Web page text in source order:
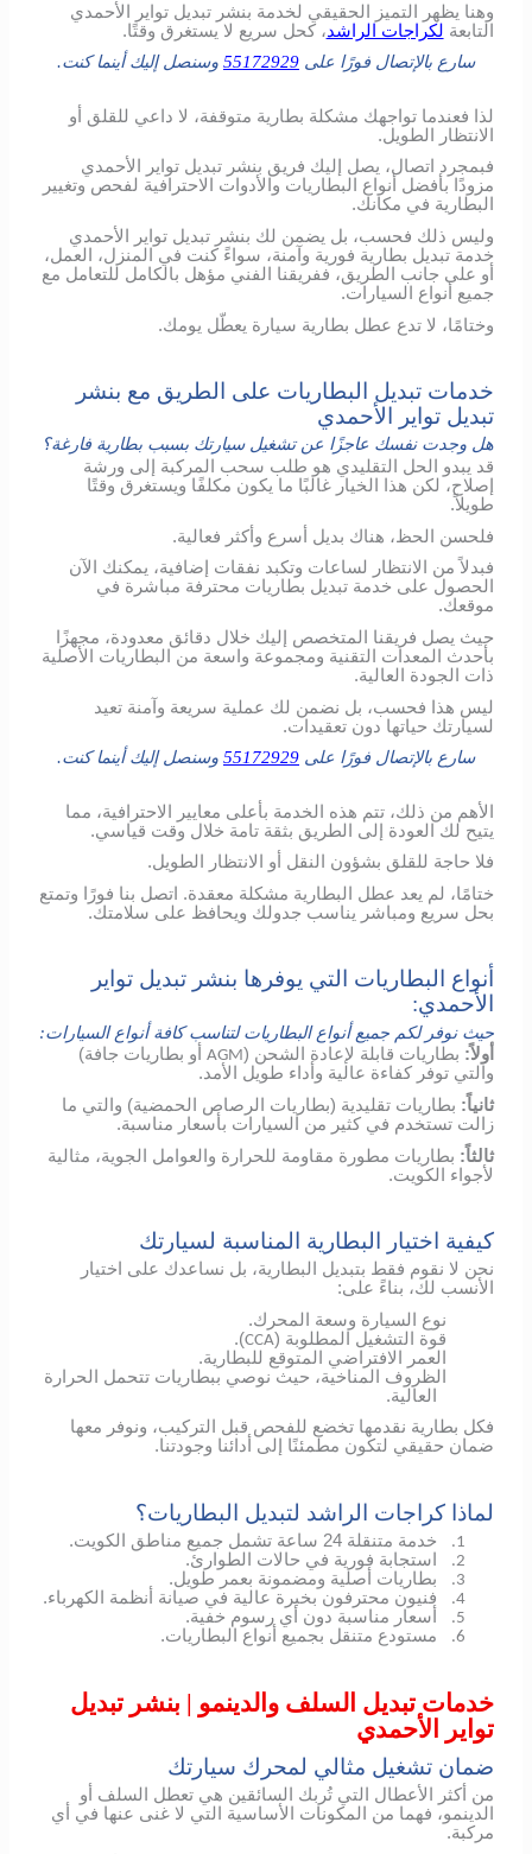
وهنا يظهر التميز الحقيقي لخدمة بنشر تبديل تواير الأحمدي
التابعة لكراجات الراشد، كحل سريع لا يستغرق وقتًا.
سارع بالإتصال فورًا على 55172929 وسنصل إليك أينما كنت.
لذا فعندما تواجهك مشكلة بطارية متوقفة، لا داعي للقلق أو
الانتظار الطويل.
فبمجرد اتصال، يصل إليك فريق بنشر تبديل تواير الأحمدي
مزودًا بأفضل أنواع البطاريات والأدوات الاحترافية لفحص وتغيير
البطارية في مكانك.
وليس ذلك فحسب، بل يضمن لك بنشر تبديل تواير الأحمدي
خدمة تبديل بطارية فورية وآمنة، سواءً كنت في المنزل، العمل،
أو على جانب الطريق، ففريقنا الفني مؤهل بالكامل للتعامل مع
جميع أنواع السيارات.
وختامًا، لا تدع عطل بطارية سيارة يعطّل يومك.
خدمات تبديل البطاريات على الطريق مع بنشر
تبديل تواير الأحمدي
هل وجدت نفسك عاجزًا عن تشغيل سيارتك بسبب بطارية فارغة؟
قد يبدو الحل التقليدي هو طلب سحب المركبة إلى ورشة
إصلاح، لكن هذا الخيار غالبًا ما يكون مكلفًا ويستغرق وقتًا
طويلاً.
فلحسن الحظ، هناك بديل أسرع وأكثر فعالية.
فبدلاً من الانتظار لساعات وتكبد نفقات إضافية، يمكنك الآن
الحصول على خدمة تبديل بطاريات محترفة مباشرة في
موقعك.
حيث يصل فريقنا المتخصص إليك خلال دقائق معدودة، مجهزًا
بأحدث المعدات التقنية ومجموعة واسعة من البطاريات الأصلية
ذات الجودة العالية.
ليس هذا فحسب، بل نضمن لك عملية سريعة وآمنة تعيد
لسيارتك حياتها دون تعقيدات.
سارع بالإتصال فورًا على 55172929 وسنصل إليك أينما كنت.
الأهم من ذلك، تتم هذه الخدمة بأعلى معايير الاحترافية، مما
يتيح لك العودة إلى الطريق بثقة تامة خلال وقت قياسي.
فلا حاجة للقلق بشؤون النقل أو الانتظار الطويل.
ختامًا، لم يعد عطل البطارية مشكلة معقدة. اتصل بنا فورًا وتمتع
بحل سريع ومباشر يناسب جدولك ويحافظ على سلامتك.
أنواع البطاريات التي يوفرها بنشر تبديل تواير
الأحمدي:
حيث نوفر لكم جميع أنواع البطاريات لتناسب كافة أنواع السيارات:
أولاً: بطاريات قابلة لإعادة الشحن (AGM أو بطاريات جافة)
والتي توفر كفاءة عالية وأداء طويل الأمد.
ثانياً: بطاريات تقليدية (بطاريات الرصاص الحمضية) والتي ما
زالت تستخدم في كثير من السيارات بأسعار مناسبة.
ثالثاً: بطاريات مطورة مقاومة للحرارة والعوامل الجوية، مثالية
لأجواء الكويت.
كيفية اختيار البطارية المناسبة لسيارتك
نحن لا نقوم فقط بتبديل البطارية، بل نساعدك على اختيار
الأنسب لك، بناءً على:
نوع السيارة وسعة المحرك.
قوة التشغيل المطلوبة (CCA
).
العمر الافتراضي المتوقع للبطارية.
الظروف المناخية، حيث نوصي ببطاريات تتحمل الحرارة
العالية.
فكل بطارية نقدمها تخضع للفحص قبل التركيب، ونوفر معها
ضمان حقيقي لتكون مطمئنًا إلى أدائنا وجودتنا.
لماذا كراجات الراشد لتبديل البطاريات؟
1. خدمة متنقلة 24 ساعة تشمل جميع مناطق الكويت.
2. استجابة فورية في حالات الطوارئ.
3. بطاريات أصلية ومضمونة بعمر طويل.
4. فنيون محترفون بخبرة عالية في صيانة أنظمة الكهرباء.
5. أسعار مناسبة دون أي رسوم خفية.
6. مستودع متنقل بجميع أنواع البطاريات.
خدمات تبديل السلف والدينمو | بنشر تبديل
تواير الأحمدي
ضمان تشغيل مثالي لمحرك سيارتك
من أكثر الأعطال التي تُربك السائقين هي تعطل السلف أو
الدينمو، فهما من المكونات الأساسية التي لا غنى عنها في أي
مركبة.